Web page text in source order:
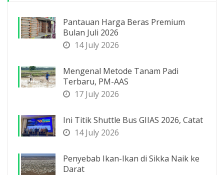
Pantauan Harga Beras Premium
Bulan Juli 2026
14 July 2026
Mengenal Metode Tanam Padi
Terbaru, PM-AAS
17 July 2026
Ini Titik Shuttle Bus GIIAS 2026, Catat
14 July 2026
Penyebab Ikan-Ikan di Sikka Naik ke
Darat